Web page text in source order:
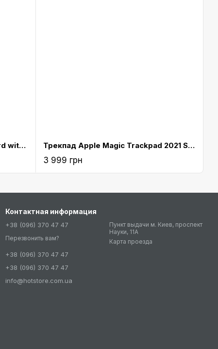
Клавіатура Apple Magic Keyboard with Numeric Keypad (MQ052) Трекпад Apple Magic Trackpad 2021 Silver (MK2D3)
3 999 грн
Контактная информация
+38 (096) 370 47 47
Перезвонить вам?
+38 (096) 370 47 47
+38 (096) 370 47 47
info@hotstore.com.ua
Пункт выдачи м. Киев, проспект
Науки, 11А
Карта проезда